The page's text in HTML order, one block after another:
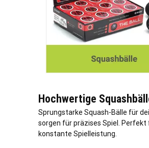
Hochwertige
Sprungstarke Squash-Bälle für
sorgen für präzises Spiel. Perfekt
konstante Spielleistung.